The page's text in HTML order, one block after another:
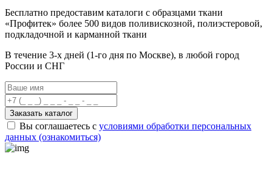
Бесплатно предоставим каталоги с образцами ткани
«Профитек» более 500 видов поливискозной, полиэстеровой,
подкладочной и карманной ткани
В течение 3-х дней (1-го дня по Москве), в любой город
России и СНГ
Заказать каталог
Вы соглашаетесь с условиями обработки персональных
данных (ознакомиться)